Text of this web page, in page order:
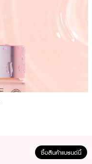
ซื้อสินค้าแบรนด์นี้